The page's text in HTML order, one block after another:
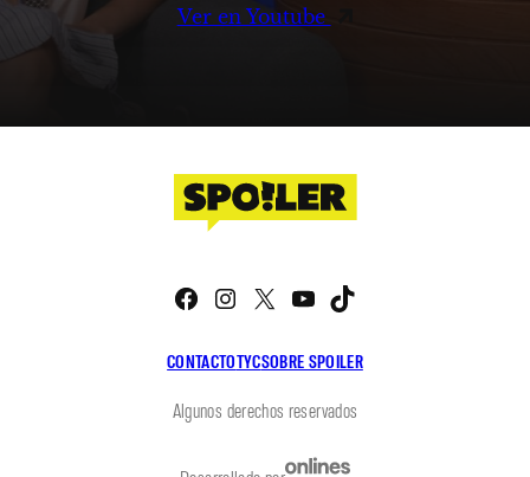
Ver en Youtube
CONTACTOTYCSOBRE SPOILER
Facebook
Instagram
X YouTube
Algunos derechos reservados